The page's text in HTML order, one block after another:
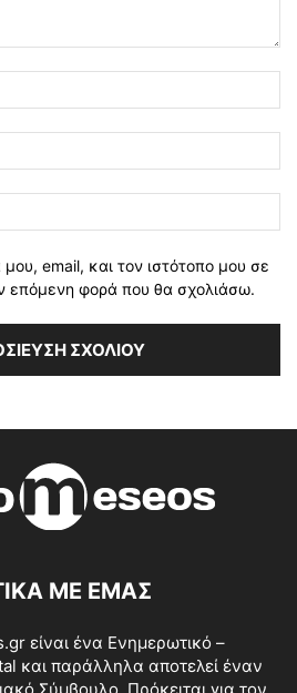
email, και τον ιστότοπο μου σε
επόμενη φορά που θα σχολιάσω.
ΜΕ ΕΜΑΣ
είναι ένα Ενημερωτικό –
και παράλληλα αποτελεί έναν